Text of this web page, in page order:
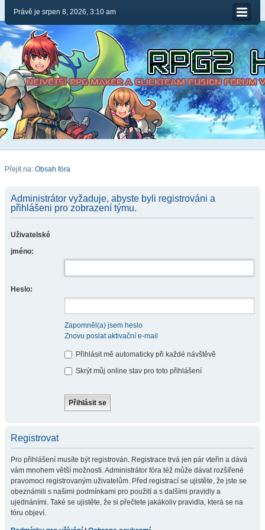
Právě je srpen 8, 2026, 3:10 am
Přejít na: Obsah fóra
Administrátor vyžaduje, abyste byli registrováni a
přihlášeni pro zobrazení týmu.
Uživatelské
jméno:
Heslo:
Zapomněl(a) jsem heslo
Znovu poslat aktivační e-mail
Přihlásit mě automaticky při každé návštěvě
Skrýt můj online stav pro toto přihlášení
Registrovat
Pro přihlášení musíte být registrován. Registrace trvá jen pár vteřin a dává
vám mnohem větší možnosti. Administrátor fóra též může dávat rozšířené
pravomoci registrovaným uživatelům. Před registrací se ujistěte, že jste se
obeznámili s našimi podmínkami pro použití a s dalšími pravidly a
ujednáními. Také se ujistěte, že si přečtete jakákoliv pravidla, která se na
fóru objeví.